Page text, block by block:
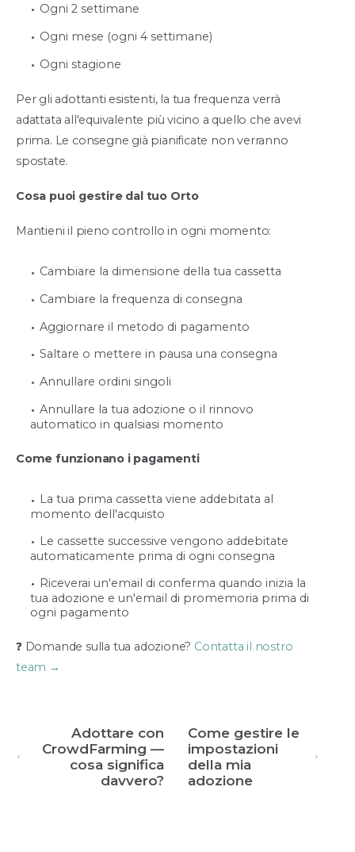
Ogni 2 settimane
Ogni mese (ogni 4 settimane)
Ogni stagione
Per gli adottanti esistenti, la tua frequenza verrà
adattata all'equivalente più vicino a quello che avevi
prima. Le consegne già pianificate non verranno
spostate.
Cosa puoi gestire dal tuo Orto
Mantieni il pieno controllo in ogni momento:
Cambiare la dimensione della tua cassetta
Cambiare la frequenza di consegna
Aggiornare il metodo di pagamento
Saltare o mettere in pausa una consegna
Annullare ordini singoli
Annullare la tua adozione o il rinnovo
automatico in qualsiasi momento
Come funzionano i pagamenti
La tua prima cassetta viene addebitata al
momento dell'acquisto
Le cassette successive vengono addebitate
automaticamente prima di ogni consegna
Riceverai un'email di conferma quando inizia la
tua adozione e un'email di promemoria prima di
ogni pagamento
❓ Domande sulla tua adozione? Contatta il nostro
team →
Adottare con
CrowdFarming —
cosa significa
davvero?
Come gestire le
impostazioni
della mia
adozione